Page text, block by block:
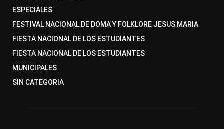
ESPECIALES
FESTIVAL NACIONAL DE DOMA Y FOLKLORE JESUS MARIA
FIESTA NACIONAL DE LOS ESTUDIANTES
FIESTA NACIONAL DE LOS ESTUDIANTES
MUNICIPALES
SIN CATEGORIA